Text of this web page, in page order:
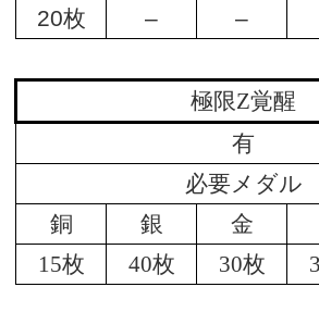
20枚 – –
極限Z覚醒
有
必要メダル
銅
銀 金
15枚
40枚 30枚